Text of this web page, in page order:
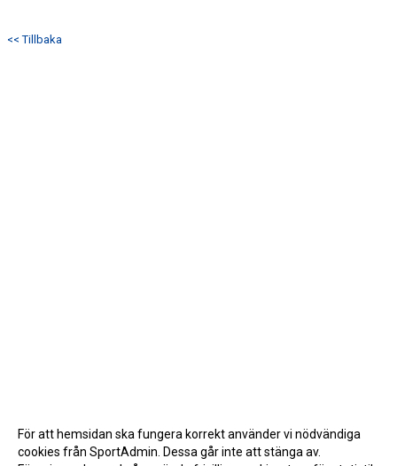
<< Tillbaka
För att hemsidan ska fungera korrekt använder vi nödvändiga
cookies från SportAdmin. Dessa går inte att stänga av.